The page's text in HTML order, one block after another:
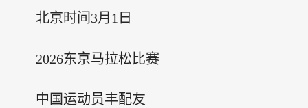
北京时间3月1日
2026东京马拉松比赛
中国运动员丰配友